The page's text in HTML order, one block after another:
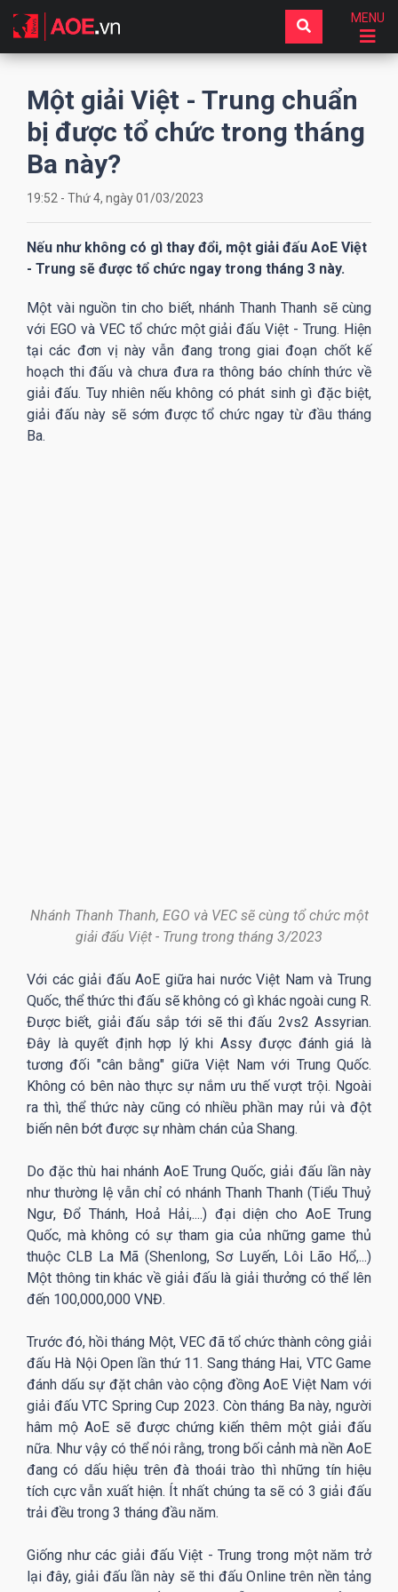
MENU
Một giải Việt - Trung chuẩn
bị được tổ chức trong tháng
Ba này?
19:52 - Thứ 4, ngày 01/03/2023
Nếu như không có gì thay đổi, một giải đấu AoE Việt
- Trung sẽ được tổ chức ngay trong tháng 3 này.
Một vài nguồn tin cho biết, nhánh Thanh Thanh sẽ cùng
với EGO và VEC tổ chức một giải đấu Việt - Trung. Hiện
tại các đơn vị này vẫn đang trong giai đoạn chốt kế
hoạch thi đấu và chưa đưa ra thông báo chính thức về
giải đấu. Tuy nhiên nếu không có phát sinh gì đặc biệt,
giải đấu này sẽ sớm được tổ chức ngay từ đầu tháng
Ba.
Nhánh Thanh Thanh, EGO và VEC sẽ cùng tổ chức một
giải đấu Việt - Trung trong tháng 3/2023
Với các giải đấu AoE giữa hai nước Việt Nam và Trung
Quốc, thể thức thi đấu sẽ không có gì khác ngoài cung R.
Được biết, giải đấu sắp tới sẽ thi đấu 2vs2 Assyrian.
Đây là quyết định hợp lý khi Assy được đánh giá là
tương đối "cân bằng" giữa Việt Nam với Trung Quốc.
Không có bên nào thực sự nắm ưu thế vượt trội. Ngoài
ra thì, thể thức này cũng có nhiều phần may rủi và đột
biến nên bớt được sự nhàm chán của Shang.
Do đặc thù hai nhánh AoE Trung Quốc, giải đấu lần này
như thường lệ vẫn chỉ có nhánh Thanh Thanh (Tiểu Thuỷ
Ngư, Đổ Thánh, Hoả Hải,....) đại diện cho AoE Trung
Quốc, mà không có sự tham gia của những game thủ
thuộc CLB La Mã (Shenlong, Sơ Luyến, Lôi Lão Hổ,...)
Một thông tin khác về giải đấu là giải thưởng có thể lên
đến 100,000,000 VNĐ.
Trước đó, hồi tháng Một, VEC đã tổ chức thành công giải
đấu Hà Nội Open lần thứ 11. Sang tháng Hai, VTC Game
đánh dấu sự đặt chân vào cộng đồng AoE Việt Nam với
giải đấu VTC Spring Cup 2023. Còn tháng Ba này, người
hâm mộ AoE sẽ được chứng kiến thêm một giải đấu
nữa. Như vậy có thể nói rằng, trong bối cảnh mà nền AoE
đang có dấu hiệu trên đà thoái trào thì những tín hiệu
tích cực vẫn xuất hiện. Ít nhất chúng ta sẽ có 3 giải đấu
trải đều trong 3 tháng đầu năm.
Giống như các giải đấu Việt - Trung trong một năm trở
lại đây, giải đấu lần này sẽ thi đấu Online trên nền tảng